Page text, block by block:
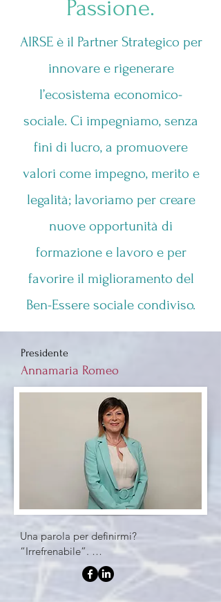
Passione.
AIRSE è il Partner Strategico per
innovare e rigenerare
l’ecosistema economico-
sociale. Ci impegniamo, senza
fini di lucro, a promuovere
valori come impegno, merito e
legalità; lavoriamo per creare
nuove opportunità di
formazione e lavoro e per
favorire il miglioramento del
Ben-Essere sociale condiviso.
Presidente
Annamaria Romeo
Una parola per definirmi?
“Irrefrenabile”.
Merito, concretezza e competenza sono
da sempre i miei valori trainanti. Il mio
percorso di vita testimonia la completa